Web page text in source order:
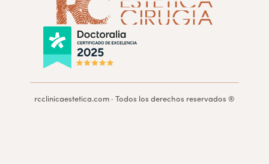
rcclinicaestetica.com · Todos los derechos reservados ®